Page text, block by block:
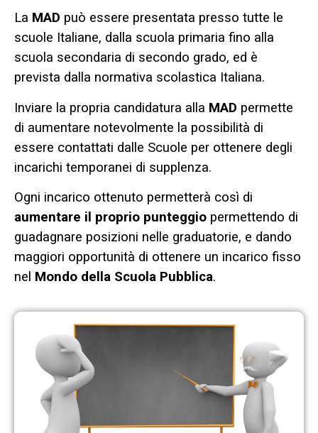
La MAD può essere presentata presso tutte le
scuole Italiane, dalla scuola primaria fino alla
scuola secondaria di secondo grado, ed è
prevista dalla normativa scolastica Italiana.
Inviare la propria candidatura alla MAD permette
di aumentare notevolmente la possibilità di
essere contattati dalle Scuole per ottenere degli
incarichi temporanei di supplenza.
Ogni incarico ottenuto permetterà così di
aumentare il proprio punteggio permettendo di
guadagnare posizioni nelle graduatorie, e dando
maggiori opportunità di ottenere un incarico fisso
nel Mondo della Scuola Pubblica.